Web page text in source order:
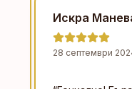
Искра
28 септември